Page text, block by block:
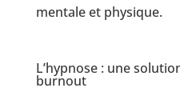
mentale et physique.
L’hypnose : une
burnout